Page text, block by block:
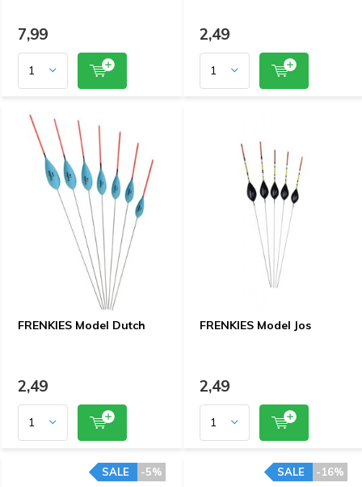
7,99 2,49
FRENKIES Model Dutch
2,49
FRENKIES Model Jos
2,49
-5%
SALE -16%
SALE